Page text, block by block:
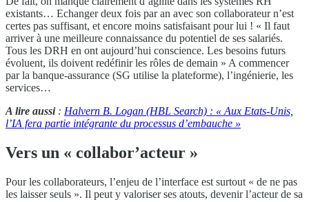
existants… Echanger deux fois par an avec son collaborateur n’est
certes pas suffisant, et encore moins satisfaisant pour lui ! « Il faut
arriver à une meilleure connaissance du potentiel de ses salariés.
Tous les DRH en ont aujourd’hui conscience. Les besoins futurs
évoluent, ils doivent redéfinir les rôles de demain » A commencer
par la banque-assurance (SG utilise la plateforme), l’ingénierie, les
services…
A lire aussi: Halvern B. Logan (HBL Search) : « Aux Etats-Unis,
l’IA fera partie intégrante du processus d’embauche »
Vers un « collabor’acteur »
Pour les collaborateurs, l’enjeu de l’interface est surtout « de ne pas
les laisser seuls ». Il peut y valoriser ses atouts, devenir l’acteur de sa